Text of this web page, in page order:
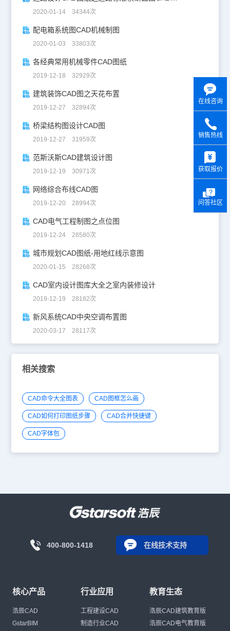
2020-01-14 34344次
配电箱系统图CAD机械制图
2020-01-03 33803次
各经典常用机械零件CAD图纸
2019-12-18 32929次
建筑装饰CAD图之天花布置
2019-12-27 32894次
桥梁结构图设计CAD图
2019-12-27 31959次
范斯沃斯CAD建筑设计图
2019-12-19 30971次
网络综合布线CAD图
2019-12-20 28994次
CAD电气工程制图之点位图
2019-12-24 28580次
城市规划CAD图纸-用地红线示意图
2020-01-15 28268次
CAD室内设计图库大全之室内装修设计
2019-12-19 28182次
新风系统CAD中央空调布置图
2020-03-17 28117次
相关搜索
CAD命令大全图表 CAD图框怎么画
CAD如何打印图纸步骤 CAD合并快捷键
CAD字体包
400-800-1418 在线技术支持
核心产品
浩辰CAD
GstarBIM
行业应用
工程建设CAD
制造行业CAD
教育生态
浩辰CAD建筑教育版
浩辰CAD电气教育版
在线咨询
销售热线
获取报价
问答社区